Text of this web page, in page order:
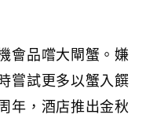
會品嚐大閘蟹。嫌
嘗試更多以蟹入饌
年，酒店推出金秋